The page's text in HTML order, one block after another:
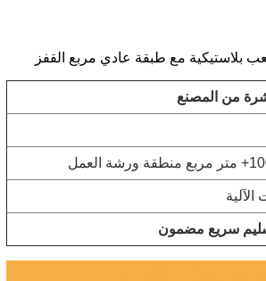
من المصنع
سريع مضمون